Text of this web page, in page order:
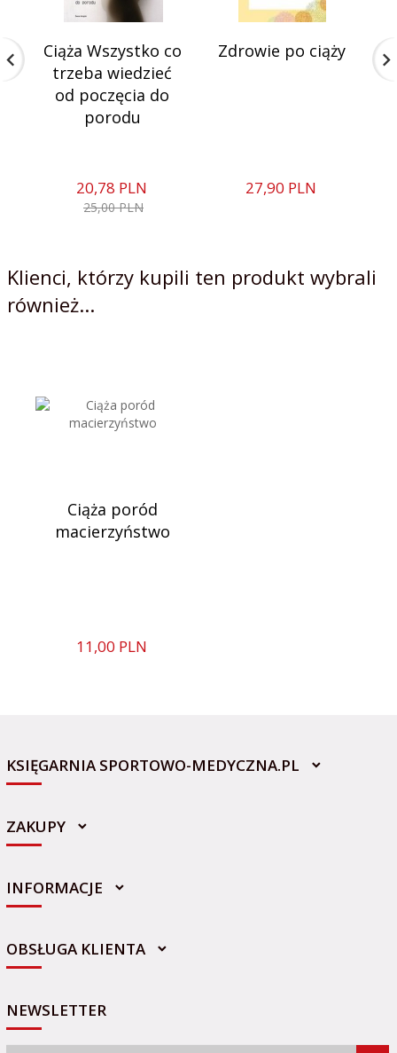
Ciąża Wszystko co
trzeba wiedzieć
od poczęcia do
porodu
20,78 PLN
25,00 PLN
Zdrowie po ciąży
27,90 PLN
Klienci, którzy kupili ten produkt wybrali
również...
Ciąża poród
macierzyństwo
11,00 PLN
KSIĘGARNIA SPORTOWO-MEDYCZNA.PL
sklep@sportowo-medyczna.pl
ZAKUPY
INFORMACJE
OBSŁUGA KLIENTA
NEWSLETTER